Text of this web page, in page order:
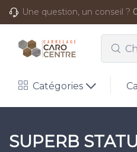
Une question, un conseil ?
Catégories
SUPERB